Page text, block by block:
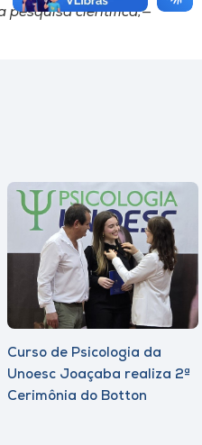
pesquisa científica,—
Curso de Psicologia da
Unoesc Joaçaba realiza 2ª
Cerimônia do Botton